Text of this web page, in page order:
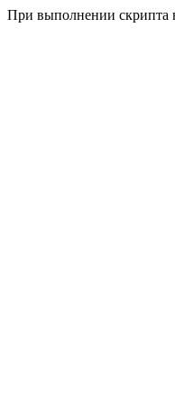
При выполнении скрипта